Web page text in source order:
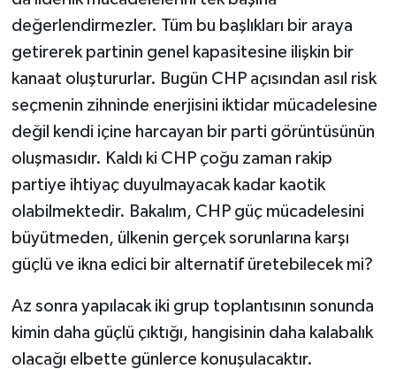
değerlendirmezler. Tüm bu başlıkları bir araya
getirerek partinin genel kapasitesine ilişkin bir
kanaat oluştururlar. Bugün CHP açısından asıl risk
seçmenin zihninde enerjisini iktidar mücadelesine
değil kendi içine harcayan bir parti görüntüsünün
oluşmasıdır. Kaldı ki CHP çoğu zaman rakip
partiye ihtiyaç duyulmayacak kadar kaotik
olabilmektedir. Bakalım, CHP güç mücadelesini
büyütmeden, ülkenin gerçek sorunlarına karşı
güçlü ve ikna edici bir alternatif üretebilecek mi?
Az sonra yapılacak iki grup toplantısının sonunda
kimin daha güçlü çıktığı, hangisinin daha kalabalık
olacağı elbette günlerce konuşulacaktır.